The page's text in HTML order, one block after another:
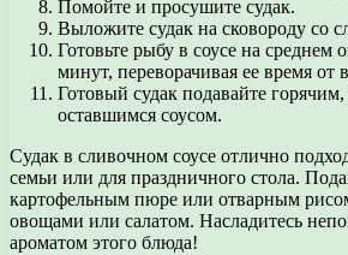
Помойте и просушите судак.
Выложите судак на сковороду со
Готовьте рыбу в соусе на среднем
минут, переворачивая ее время от
Готовый судак подавайте
оставшимся соусом.
Судак в сливочном соусе отлично
семьи или для праздничного стола.
картофельным пюре или отварным
овощами или салатом. Насладитесь
ароматом этого блюда!